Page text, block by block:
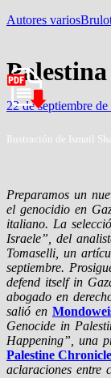
Autores varios
22 de septiembre
Ilustración de Ismail
Preparamos un
el genocidio en
italiano. La
Israele”, del
Tomaselli, un
septiembre.
defend itself in
abogado en
salió en
Genocide in
Happening”, una
Palestine Chronicle
aclaraciones entre